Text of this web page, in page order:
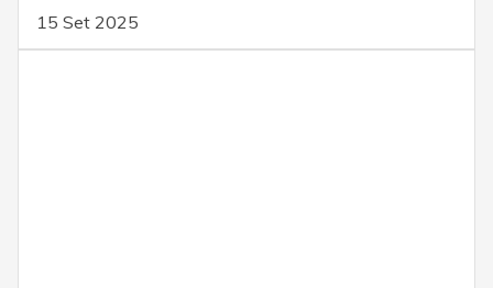
15 Set 2025